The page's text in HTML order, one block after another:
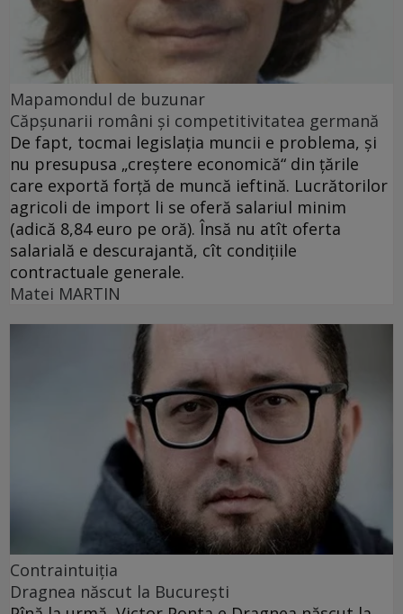
Mapamondul de buzunar
Căpşunarii români şi competitivitatea germană
De fapt, tocmai legislaţia muncii e problema, şi
nu presupusa „creştere economică“ din ţările
care exportă forţă de muncă ieftină. Lucrătorilor
agricoli de import li se oferă salariul minim
(adică 8,84 euro pe oră). Însă nu atît oferta
salarială e descurajantă, cît condiţiile
contractuale generale.
Matei MARTIN
Contraintuiţia
Dragnea născut la București